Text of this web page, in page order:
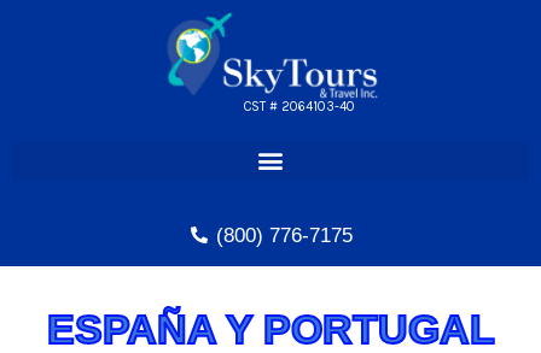
CST # 2064103-40
(800) 776-7175
ESPAÑA Y PORTUGAL